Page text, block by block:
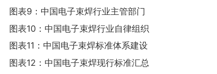
图表9：中国电子束焊行业主管部门
图表10：中国电子束焊行业自律组织
图表11：中国电子束焊标准体系建设
图表12：中国电子束焊现行标准汇总